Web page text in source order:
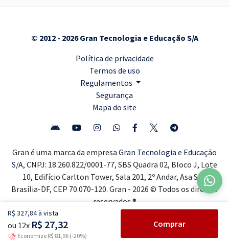
R$ 327,84 à vista
ou 12x R$ 27,32
Economize R$ 81,96 (-20%)
Comprar
© 2012 - 2026 Gran Tecnologia e Educação S/A
Política de privacidade
Termos de uso
Regulamentos
Segurança
Mapa do site
Gran é uma marca da empresa Gran Tecnologia e Educação
S/A, CNPJ: 18.260.822/0001-77, SBS Quadra 02, Bloco J, Lote
10, Edifício Carlton Tower, Sala 201, 2º Andar, Asa Sul,
Brasília-DF, CEP 70.070-120. Gran - 2026 © Todos os direitos
reservados ®